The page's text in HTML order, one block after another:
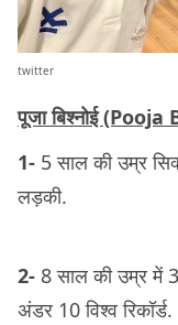
twitter
पूजा बिश्नोई (Pooja
1- 5 साल की उम्र
लड़की.
2- 8 साल की उम्र में
अंडर 10 विश्व रिकॉर्ड.